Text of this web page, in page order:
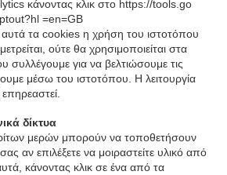
κάνοντας κλικ στο https://tools.go
=en=GB
τα cookies η χρήση του ιστοτόπου
ούτε θα χρησιμοποιείται στα
συλλέγουμε για να βελτιώσουμε τις
μέσω του ιστοτόπου. Η λειτουργία
δίκτυα
μερών μπορούν να τοποθετήσουν
αν επιλέξετε να μοιραστείτε υλικό από
κάνοντας κλικ σε ένα από τα